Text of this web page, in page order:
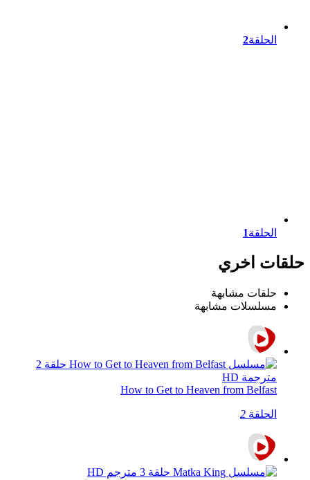
الحلقة2
الحلقة1
حلقات اخري
حلقات مشابهة
مسلسلات مشابهة
How to Get to Heaven from Belfast
الحلقة 2